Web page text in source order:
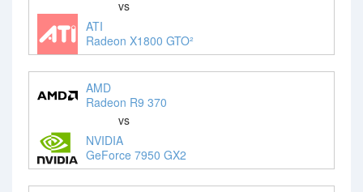
vs
ATI
Radeon X1800 GTO²
AMD
Radeon R9 370
vs
NVIDIA
GeForce 7950 GX2